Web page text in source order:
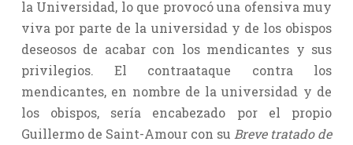
la Universidad, lo que provocó una ofensiva muy
viva por parte de la universidad y de los obispos
deseosos de acabar con los mendicantes y sus
privilegios. El contraataque contra los
mendicantes, en nombre de la universidad y de
los obispos, sería encabezado por el propio
Guillermo de Saint-Amour con su Breve tratado de